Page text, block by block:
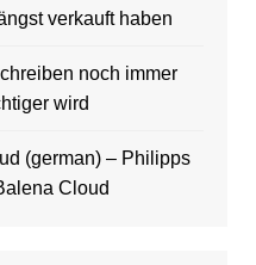
verkauft haben
noch immer
wird
(german) – Philipps
Cloud